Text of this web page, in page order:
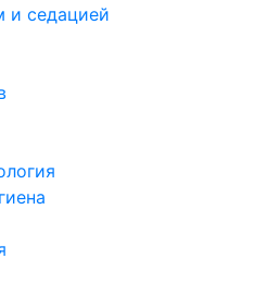
и седацией